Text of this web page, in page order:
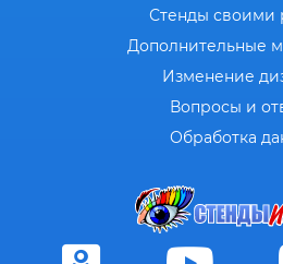
Стенды своими
Дополнительные
Изменение
Вопросы и
Обработка